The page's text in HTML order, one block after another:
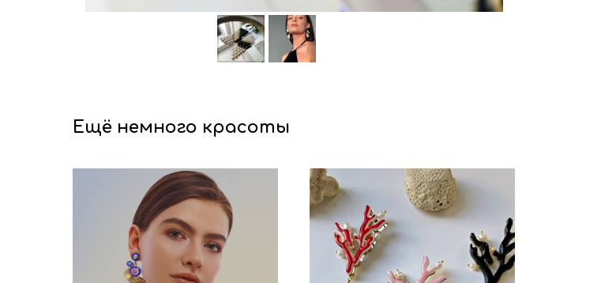
Ещё немного красоты